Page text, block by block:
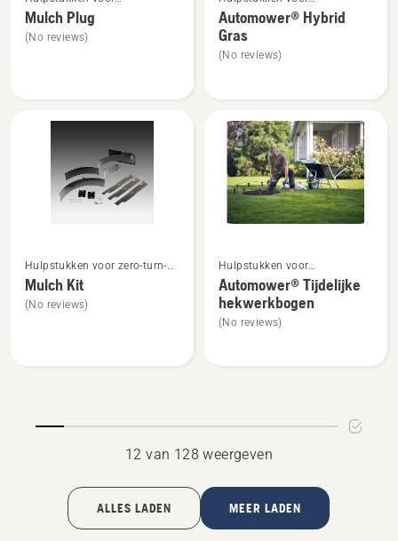
details
over
tuintractoren
Mulch Plug
(No reviews)
details
over
Automower®
robotmaaiers
Automower® Hybrid
Gras
(No reviews)
meer
details
over
Hulpstukken voor zero-turn-
maaiers
Mulch Kit
(No reviews)
meer
details
over
Automower®
Hulpstukken voor
robotmaaiers
Automower® Tijdelijke
hekwerkbogen
(No reviews)
12 van 128 weergeven
ALLES LADEN MEER LADEN